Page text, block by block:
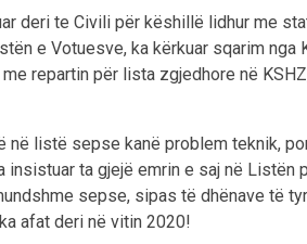
deri te Civili për këshillë lidhur me
e Votuesve, ka kërkuar sqarim nga
repartin për lista zgjedhore në
listë sepse kanë problem teknik,
ta gjejë emrin e saj në Listën
sepse, sipas të dhënave të
afat deri në vitin 2020!